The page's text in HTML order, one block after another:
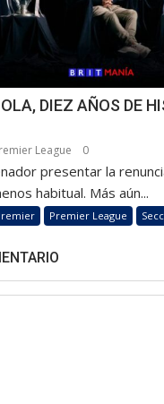
DIEZ AÑOS DE
League 0
presentar la
habitual. Más aún...
Premier League